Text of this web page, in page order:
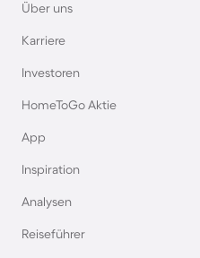
Ferienparks auf Texel
Ferienparks in Schweden
Ferienparks in Holland
Über uns
Karriere
Investoren
HomeToGo Aktie
App
Inspiration
Analysen
Reiseführer